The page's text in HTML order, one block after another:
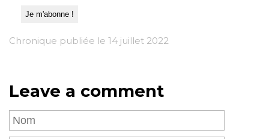
Chronique publiée le 14 juillet 2022
Leave a comment